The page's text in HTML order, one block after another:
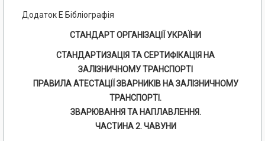
Додаток Е Бібліографія
СТАНДАРТ ОРГАНІЗАЦІЇ УКРАЇНИ
СТАНДАРТИЗАЦІЯ ТА СЕРТИФІКАЦІЯ НА
ЗАЛІЗНИЧНОМУ ТРАНСПОРТІ
ПРАВИЛА АТЕСТАЦІЇ ЗВАРНИКІВ НА ЗАЛІЗНИЧНОМУ
ТРАНСПОРТІ.
ЗВАРЮВАННЯ ТА НАПЛАВЛЕННЯ.
ЧАСТИНА 2. ЧАВУНИ